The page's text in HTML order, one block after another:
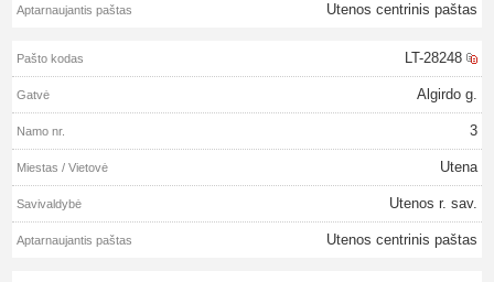
Utenos centrinis paštas
LT-28248
Algirdo g.
3
Utena
Utenos r. sav.
Utenos centrinis paštas